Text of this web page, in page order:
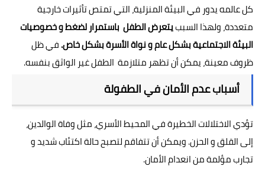
كل عالمه يدور في البيئة المنزلية، التي تمتص تأثيرات خارجية
متعددة، ولهذا السببيتعرض الطفل باستمرار لضغط و خصوصيات
البيئة الاجتماعية بشكل عام و نواة الأسرة بشكل خاص.في ظل
ظروف معينة، يمكن أن تظهر متلازمة الطفل غير الواثق بنفسه.
أسباب عدم الأمان في الطفولة
تؤدي الاختلالات الخطيرة في المحيط الأسري، مثل وفاة الوالدين،
إلى القلق و الحزن. ويمكن أن تتفاقم لتصبح حالة اكتئاب شديد و
تجارب مؤلمة من انعدام الأمان.